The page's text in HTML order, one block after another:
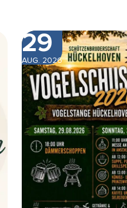
29
AUG. 2026